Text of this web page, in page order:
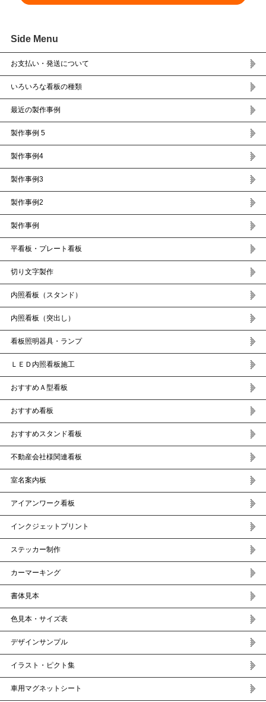
Side Menu
お支払い・発送について
いろいろな看板の種類
最近の製作事例
製作事例 5
製作事例4
製作事例3
製作事例2
製作事例
平看板・プレート看板
切り文字製作
内照看板（スタンド）
内照看板（突出し）
看板照明器具・ランプ
ＬＥＤ内照看板施工
おすすめＡ型看板
おすすめ看板
おすすめスタンド看板
不動産会社様関連看板
室名案内板
アイアンワーク看板
インクジェットプリント
ステッカー制作
カーマーキング
書体見本
色見本・サイズ表
デザインサンプル
イラスト・ピクト集
車用マグネットシート